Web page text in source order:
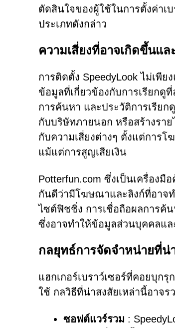
ตัดสินใจของผู้ใช้ในการตั้งค่าเ
ประเภทดังกล่าว
ความเสี่ยงที่อาจเกิดขึ้นแ
การติดตั้ง SpeedyLook ไม่เพี
ข้อมูลที่เกี่ยวข้องกับการเรียกดู
การค้นหา และประวัติการเรีย
กับบริษัทภายนอก หรือสร้างรา
กับความเสี่ยงต่างๆ ตั้งแต่การ
แม้แต่การสูญเสียเงิน
Potterfun.com ซึ่งเป็นเครื่องมื
กันดีว่ามีโฆษณาและลิงก์ที่อาจท
ไซต์ฟิชชิ่ง การเชื่อถือผลการค้
ซึ่งอาจทำให้ข้อมูลส่วนบุคคลแ
กลยุทธ์การจัดจำหน่ายที่น่
แฮกเกอร์เบราว์เซอร์ที่คอยบุก
ใช้ กลวิธีที่น่าสงสัยเหล่านี้อาจร
ซอฟต์แวร์รวม :